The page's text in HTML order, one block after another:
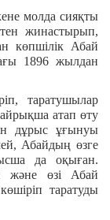
молда сияқты
жинастырып,
көпшілік Абай
1896 жылдан
таратушылар
атап өту
дұрыс ұғынуы
Абайдың өзге
да оқыған.
және өзі Абай
таратуды